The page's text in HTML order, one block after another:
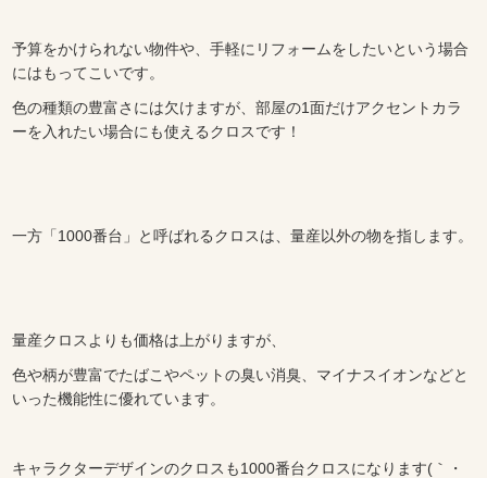
予算をかけられない物件や、手軽にリフォームをしたいという場合
にはもってこいです。
色の種類の豊富さには欠けますが、部屋の1面だけアクセントカラ
ーを入れたい場合にも使えるクロスです！
一方「1000番台」と呼ばれるクロスは、量産以外の物を指します。
量産クロスよりも価格は上がりますが、
色や柄が豊富でたばこやペットの臭い消臭、マイナスイオンなどと
いった機能性に優れています。
キャラクターデザインのクロスも1000番台クロスになります(｀・